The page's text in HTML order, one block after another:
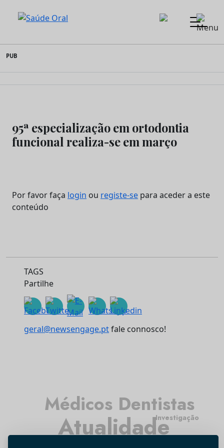
to
content
Saúde Oral
PUB
95ª especialização em ortodontia
funcional realiza-se em março
Por favor faça login ou registe-se para aceder a este
conteúdo
TAGS
Partilhe
geral@newsengage.ptfale connosco!
Atualidade
Médicos Dentistas
Investigação